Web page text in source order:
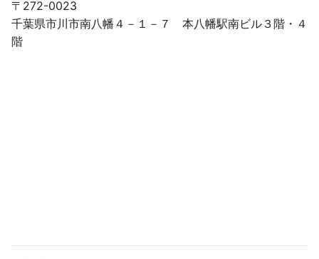
〒272-0023
千葉県市川市南八幡４－１－７ 本八幡駅南ビル３階・４
階